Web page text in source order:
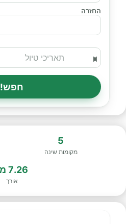
החזרה
חפש!
5
מקומות שינה
7.26 מ׳
אורך